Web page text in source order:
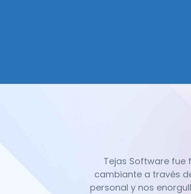
Tejas Software fue
cambiante a través
personal y nos